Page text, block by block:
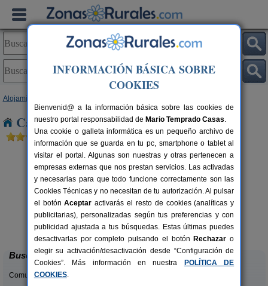
Alojamientos
Casas Rurales cerca de Els Garidells
2-7+2 pers.
desde69 €
Ca Calbet
Margalef (Tarragona)
Buscar
Comunidades:
INFORMACIÓN BÁSICA SOBRE
COOKIES
Bienvenid@ a la información básica sobre las cookies de
nuestro portal responsabilidad de Mario Temprado Casas.
Una cookie o galleta informática es un pequeño archivo de
información que se guarda en tu pc, smartphone o tablet al
visitar el portal. Algunas son nuestras y otras pertenecen a
empresas externas que nos prestan servicios. Las activadas
y necesarias para que todo funcione correctamente son las
Cookies Técnicas y no necesitan de tu autorización. Al pulsar
el botónAceptar activarás el resto de cookies (analíticas y
publicitarias), personalizadas según tus preferencias y con
publicidad ajustada a tus búsquedas. Estas últimas puedes
desactivarlas por completo pulsando el botón Rechazar o
elegir su activación/desactivación desde “Configuración de
Cookies”. Más información en nuestra
POLÍTICA DE
COOKIES.